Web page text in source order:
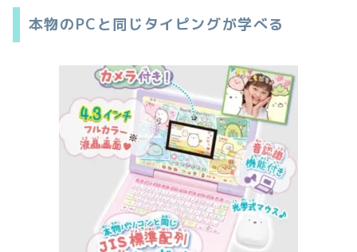
本物のPCと同じタイピングが学べる